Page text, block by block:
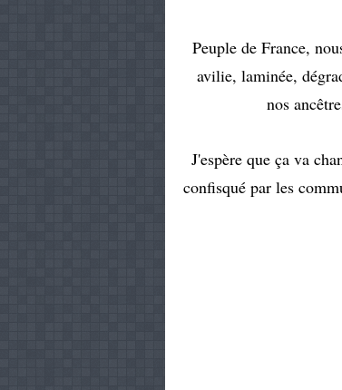
Peuple de France,
avilie, laminée,
nos
J'espère que ça va
confisqué par les